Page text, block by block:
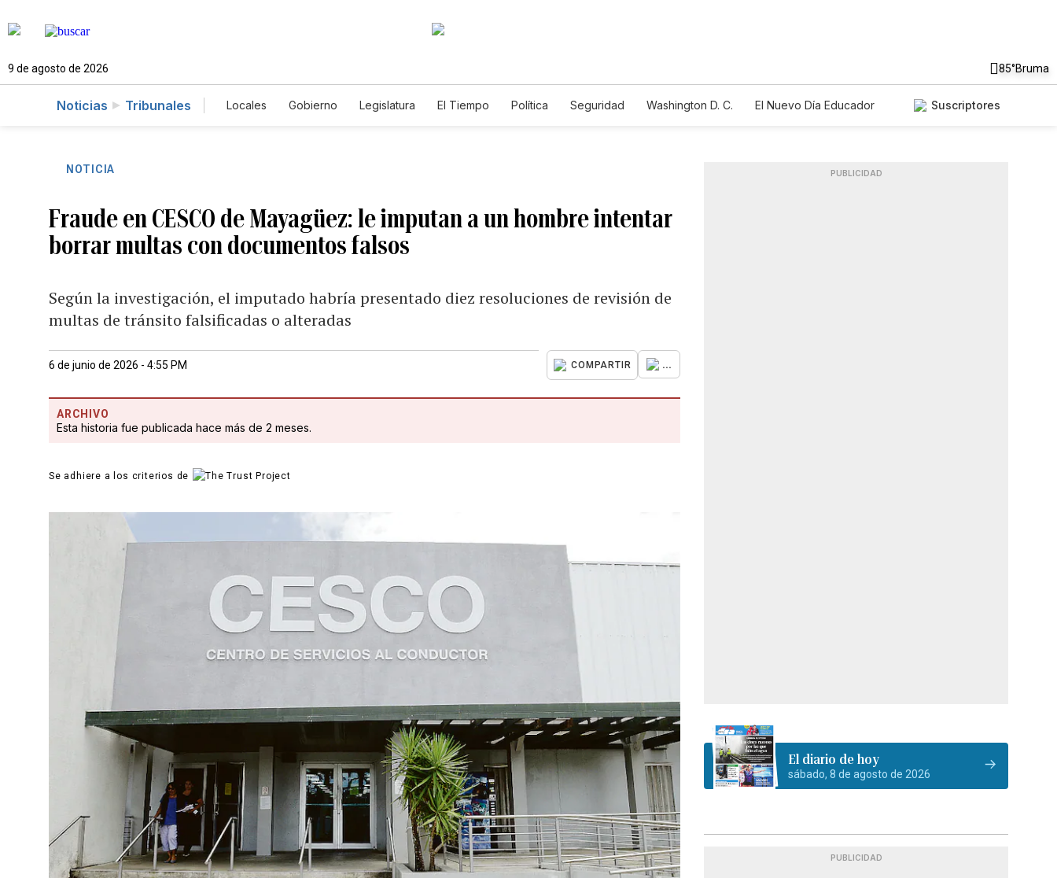
9 de agosto de 2026 85°Bruma
Noticias Tribunales Locales Gobierno Legislatura El Tiempo Política Seguridad Washington D. C.
El Nuevo Día Educador
Suscriptores
NOTICIA
Fraude en CESCO de Mayagüez: le imputan a un hombre intentar
borrar multas con documentos falsos
Según la investigación, el imputado habría presentado diez resoluciones de revisión de
multas de tránsito falsificadas o alteradas
6 de junio de 2026 - 4:55 PM COMPARTIR ...
ARCHIVO
Esta historia fue publicada hace más de 2 meses.
Se adhiere a los criterios de
PUBLICIDAD
El diario de hoy
sábado, 8 de agosto de 2026
PUBLICIDAD